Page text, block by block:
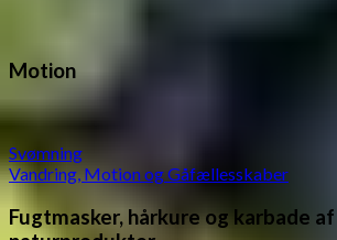
Motion
Svømning
Vandring, Motion og Gåfællesskaber
Fugtmasker, hårkure og karbade af